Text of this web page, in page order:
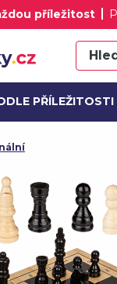
příležitost
PŘÍLEŽITOSTI